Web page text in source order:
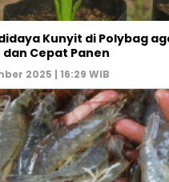
Kunyit di Polybag
Cepat Panen
2025 | 16:29 WIB